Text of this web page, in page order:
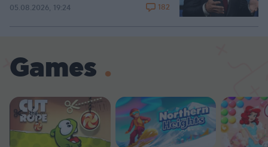
05.08.2026, 19:24 182
Games